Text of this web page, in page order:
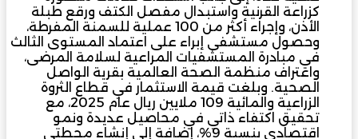
كزراعة القرنية واستبدال مفصل الكتف ورقع طبلة
الأذن، وإجراء أكثر من 100 عملية للسمنة المفرطة،
وحصول مستشفى إبراء على اعتماد المستوى الثالث
في مبادرة المستشفيات المراعية لسلامة المرضى،
واعتراف منظمة الصحة العالمية بقرية الواصل
الصحية. وبلغت قيمة الاستثمار في قطاع الثروة
الزراعية والمائية 109 ملايين ريال عام 2025، مع
تحقيق اكتفاء ذاتي في محاصيل عديدة ونمو
اقتصادي بنسبة 9%، إضافة إلى إنشاء محطتي